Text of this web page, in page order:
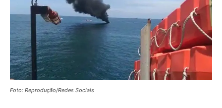
Foto: Reprodução/Redes Sociais